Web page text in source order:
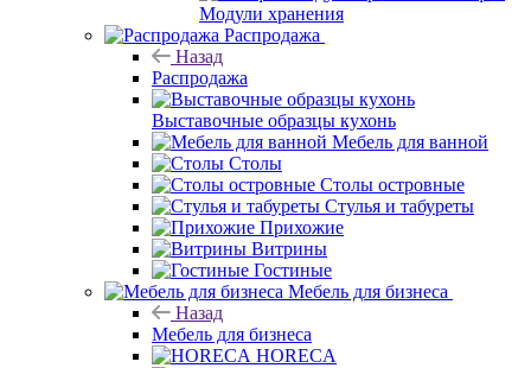
Модули хранения
Распродажа
Назад
Распродажа
Выставочные образцы кухонь
Мебель для ванной
Столы
Столы островные
Стулья и табуреты
Прихожие
Витрины
Гостиные
Мебель для бизнеса
Назад
Мебель для бизнеса
HORECA